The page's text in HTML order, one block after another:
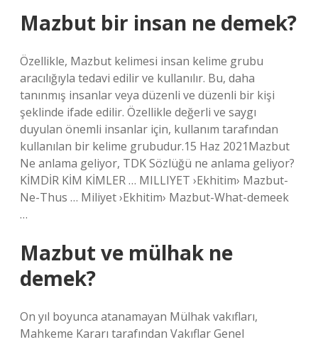
Mazbut bir insan ne demek?
Özellikle, Mazbut kelimesi insan kelime grubu
aracılığıyla tedavi edilir ve kullanılır. Bu, daha
tanınmış insanlar veya düzenli ve düzenli bir kişi
şeklinde ifade edilir. Özellikle değerli ve saygı
duyulan önemli insanlar için, kullanım tarafından
kullanılan bir kelime grubudur.15 Haz 2021Mazbut
Ne anlama geliyor, TDK Sözlüğü ne anlama geliyor?
KİMDİR KİM KİMLER … MILLIYET ›Ekhitim› Mazbut-
Ne-Thus … Miliyet ›Ekhitim› Mazbut-What-demeek
…
Mazbut ve mülhak ne
demek?
On yıl boyunca atanamayan Mülhak vakıfları,
Mahkeme Kararı tarafından Vakıflar Genel